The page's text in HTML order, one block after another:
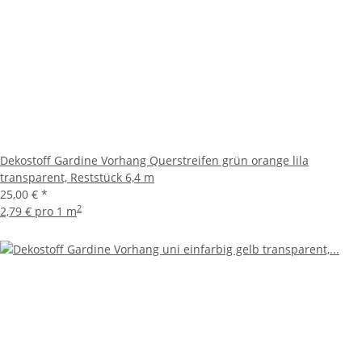
Dekostoff Gardine Vorhang Querstreifen grün orange lila
transparent, Reststück 6,4 m
25,00 € *
2,79 € pro 1 m2